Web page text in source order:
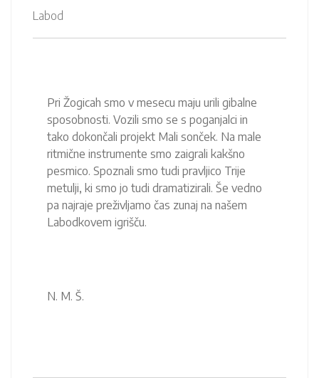
Labod
Pri Žogicah smo v mesecu maju urili gibalne
sposobnosti. Vozili smo se s poganjalci in
tako dokončali projekt Mali sonček. Na male
ritmične instrumente smo zaigrali kakšno
pesmico. Spoznali smo tudi pravljico Trije
metulji, ki smo jo tudi dramatizirali. Še vedno
pa najraje preživljamo čas zunaj na našem
Labodkovem igrišču.
N. M. Š.